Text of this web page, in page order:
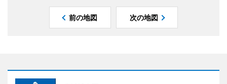
前の地図 次の地図